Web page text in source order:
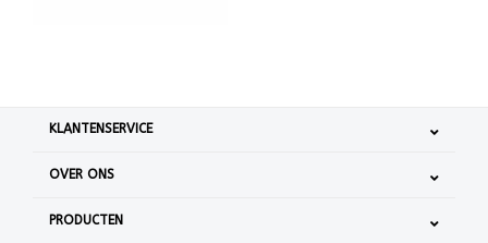
KLANTENSERVICE
OVER ONS
PRODUCTEN